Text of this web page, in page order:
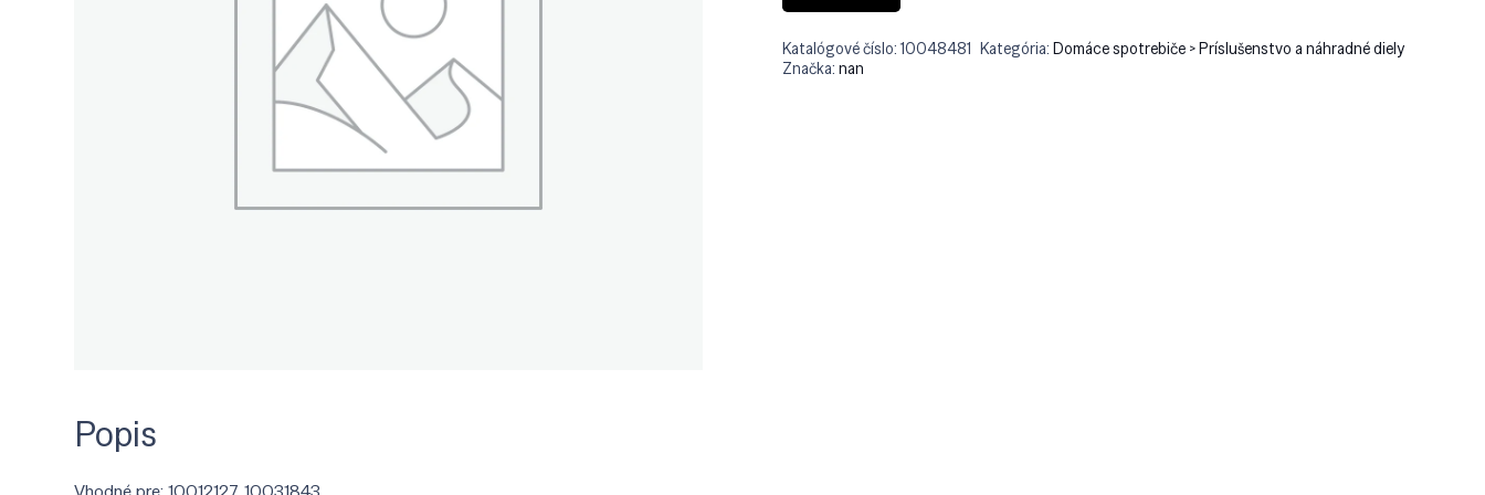
Katalógové číslo:10048481 Kategória:Domáce spotrebiče > Príslušenstvo a náhradné diely
Značka:nan
Popis